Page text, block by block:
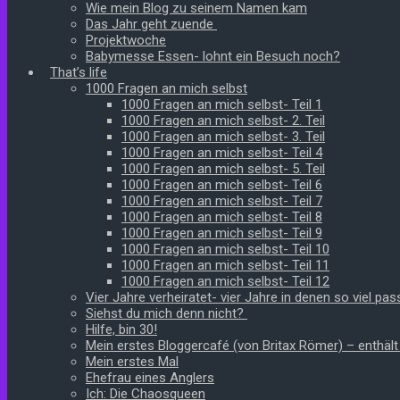
Wie mein Blog zu seinem Namen kam
Das Jahr geht zuende
Projektwoche
Babymesse Essen- lohnt ein Besuch noch?
That’s life
1000 Fragen an mich selbst
1000 Fragen an mich selbst- Teil 1
1000 Fragen an mich selbst- 2. Teil
1000 Fragen an mich selbst- 3. Teil
1000 Fragen an mich selbst- Teil 4
1000 Fragen an mich selbst- 5. Teil
1000 Fragen an mich selbst- Teil 6
1000 Fragen an mich selbst- Teil 7
1000 Fragen an mich selbst- Teil 8
1000 Fragen an mich selbst- Teil 9
1000 Fragen an mich selbst- Teil 10
1000 Fragen an mich selbst- Teil 11
1000 Fragen an mich selbst- Teil 12
Vier Jahre verheiratet- vier Jahre in denen so viel
Siehst du mich denn nicht?
Hilfe, bin 30!
Mein erstes Bloggercafé (von Britax Römer) – enthält
Mein erstes Mal
Ehefrau eines Anglers
Ich: Die Chaosqueen